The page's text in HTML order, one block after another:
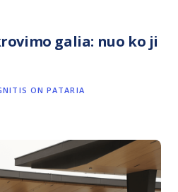
galia: nuo ko ji
ON PATARIA